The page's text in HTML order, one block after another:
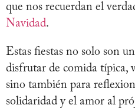
que nos recuerdan el
Navidad.
Estas fiestas no solo son
disfrutar de comida típica,
sino también para
solidaridad y el amor al